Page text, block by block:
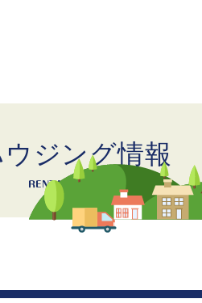
ジング情報